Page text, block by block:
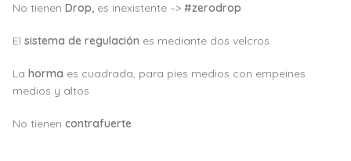
No tienen Drop, es inexistente –> #zerodrop
El sistema de regulación es mediante dos velcros.
La horma es cuadrada, para pies medios con empeines
medios y altos
No tienen contrafuerte